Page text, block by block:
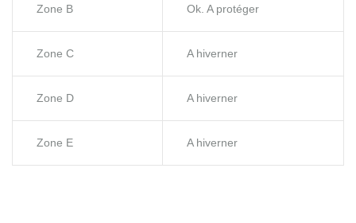
Zone B Ok. A protéger
Zone C A hiverner
Zone D A hiverner
Zone E A hiverner